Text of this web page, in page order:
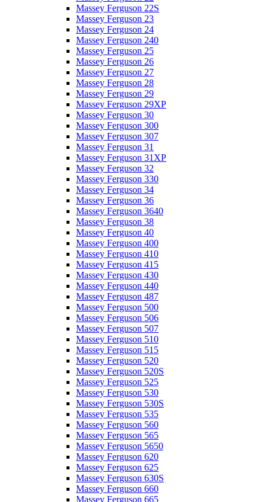
Massey Ferguson 22S
Massey Ferguson 23
Massey Ferguson 24
Massey Ferguson 240
Massey Ferguson 25
Massey Ferguson 26
Massey Ferguson 27
Massey Ferguson 28
Massey Ferguson 29
Massey Ferguson 29XP
Massey Ferguson 30
Massey Ferguson 300
Massey Ferguson 307
Massey Ferguson 31
Massey Ferguson 31XP
Massey Ferguson 32
Massey Ferguson 330
Massey Ferguson 34
Massey Ferguson 36
Massey Ferguson 3640
Massey Ferguson 38
Massey Ferguson 40
Massey Ferguson 400
Massey Ferguson 410
Massey Ferguson 415
Massey Ferguson 430
Massey Ferguson 440
Massey Ferguson 487
Massey Ferguson 500
Massey Ferguson 506
Massey Ferguson 507
Massey Ferguson 510
Massey Ferguson 515
Massey Ferguson 520
Massey Ferguson 520S
Massey Ferguson 525
Massey Ferguson 530
Massey Ferguson 530S
Massey Ferguson 535
Massey Ferguson 560
Massey Ferguson 565
Massey Ferguson 5650
Massey Ferguson 620
Massey Ferguson 625
Massey Ferguson 630S
Massey Ferguson 660
Massey Ferguson 665